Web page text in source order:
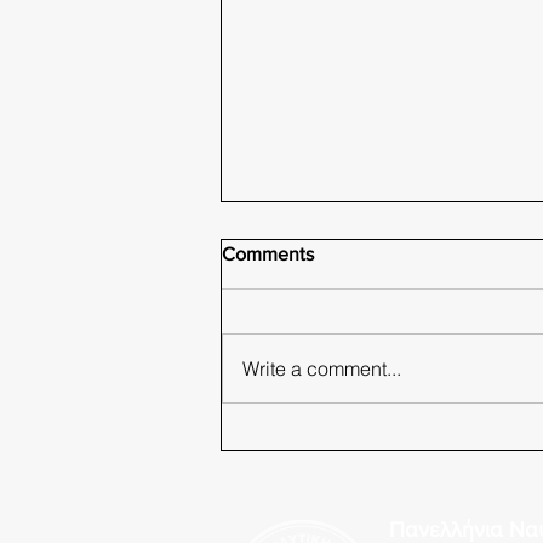
Comments
Write a comment...